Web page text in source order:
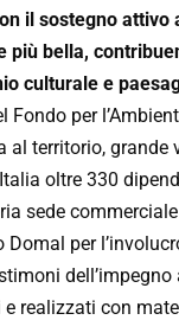
il sostegno attivo
più bella,
culturale e
Fondo per
al territorio, grande
oltre 330
sede
Domal per
e realizzati con